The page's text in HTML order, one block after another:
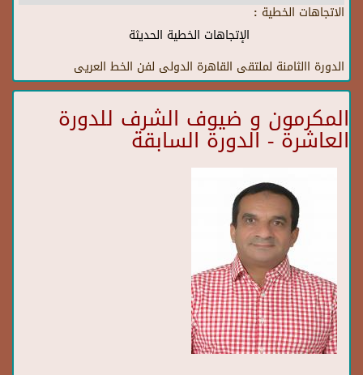
الاتجاهات الخطية :
الإتجاهات الخطية الحديثة
الدورة االثامنة لملتقى القاهرة الدولى لفن الخط العريى
المكرمون و ضيوف الشرف للدورة
العاشرة - الدورة السابقة